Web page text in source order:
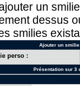
un
dessus
smilies
Ajouter un
perso :
Présentation sur 3